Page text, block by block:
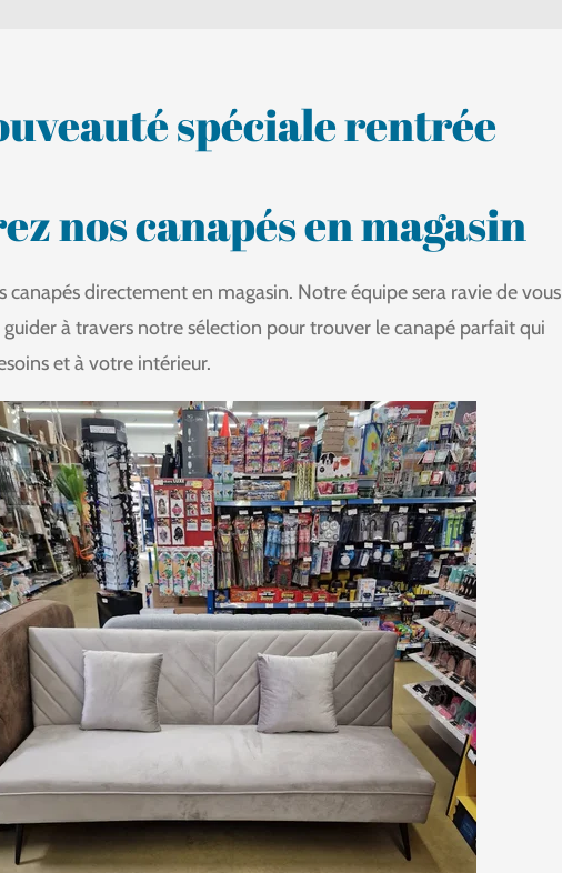
spéciale rentrée
nos canapés en magasin
canapés directement en magasin. Notre équipe sera ravie de vous
à travers notre sélection pour trouver le canapé parfait qui
et à votre intérieur.